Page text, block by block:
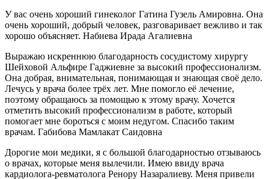
У вас очень хороший гинеколог Гатина Гузель Амировна. Она
очень хороший, добрый человек, разговаривает вежливо и так
хорошо объясняет. Набиева Ирада Агалиевна
Выражаю искреннюю благодарность сосудистому хирургу
Шейховой Альфире Гаджиевне за высокий профессионализм.
Она добрая, внимательная, понимающая и знающая своё дело.
Лечусь у врача более трёх лет. Мне помогло её лечение,
поэтому обращаюсь за помощью к этому врачу. Хочется
отметить высокий профессионализм в работе, который
помогает мне бороться с моим недугом. Спасибо таким
врачам. Габибова Мамлакат Саидовна
Дорогие мои медики, я с большой благодарностью отзываюсь
о врачах, которые меня вылечили. Имею ввиду врача
кардиолога-ревматолога Ренору Назаралиеву. Меня привели